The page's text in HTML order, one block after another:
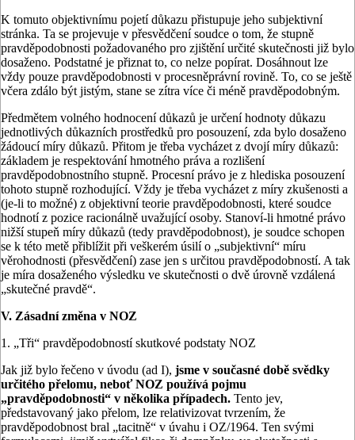
K tomuto objektivnímu pojetí důkazu přistupuje jeho subjektivní
stránka. Ta se projevuje v přesvědčení soudce o tom, že stupně
pravděpodobnosti požadovaného pro zjištění určité skutečnosti již bylo
dosaženo. Podstatné je přiznat to, co nelze popírat. Dosáhnout lze
vždy pouze pravděpodobnosti v procesněprávní rovině. To, co se ještě
včera zdálo být jistým, stane se zítra více či méně pravděpodobným.
Předmětem volného hodnocení důkazů je určení hodnoty důkazu
jednotlivých důkazních prostředků pro posouzení, zda bylo dosaženo
žádoucí míry důkazů. Přitom je třeba vycházet z dvojí míry důkazů:
základem je respektování hmotného práva a rozlišení
pravděpodobnostního stupně. Procesní právo je z hlediska posouzení
tohoto stupně rozhodující. Vždy je třeba vycházet z míry zkušenosti a
(je-li to možné) z objektivní teorie pravděpodobnosti, které soudce
hodnotí z pozice racionálně uvažující osoby. Stanoví-li hmotné právo
nižší stupeň míry důkazů (tedy pravděpodobnost), je soudce schopen
se k této metě přiblížit při veškerém úsilí o „subjektivní“ míru
věrohodnosti (přesvědčení) zase jen s určitou pravděpodobností. A tak
je míra dosaženého výsledku ve skutečnosti o dvě úrovně vzdálená
„skutečné pravdě“.
V. Zásadní změna v NOZ
1. „Tři“ pravděpodobností skutkové podstaty NOZ
Jak již bylo řečeno v úvodu (ad I), jsme v současné době svědky
určitého přelomu, neboť NOZ používá pojmu
„pravděpodobnosti“ v několika případech. Tento jev,
představovaný jako přelom, lze relativizovat tvrzením, že
pravděpodobnost bral „tacitně“ v úvahu i OZ/1964. Ten svými